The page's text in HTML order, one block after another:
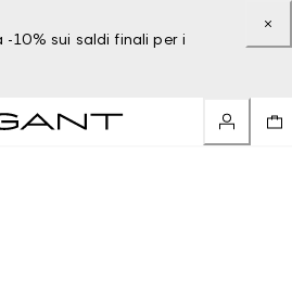
10% sui saldi finali per i